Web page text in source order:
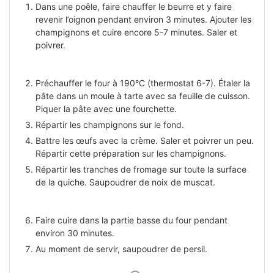
Dans une poêle, faire chauffer le beurre et y faire
revenir l’oignon pendant environ 3 minutes. Ajouter les
champignons et cuire encore 5-7 minutes. Saler et
poivrer.
Préchauffer le four à 190°C (thermostat 6-7). Étaler la
pâte dans un moule à tarte avec sa feuille de cuisson.
Piquer la pâte avec une fourchette.
Répartir les champignons sur le fond.
Battre les œufs avec la crème. Saler et poivrer un peu.
Répartir cette préparation sur les champignons.
Répartir les tranches de fromage sur toute la surface
de la quiche. Saupoudrer de noix de muscat.
Faire cuire dans la partie basse du four pendant
environ 30 minutes.
Au moment de servir, saupoudrer de persil.